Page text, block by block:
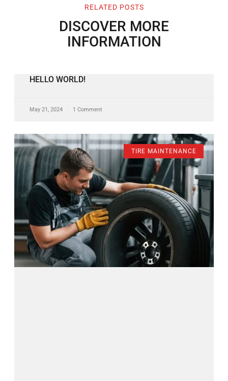
RELATED POSTS
DISCOVER MORE
INFORMATION
HELLO WORLD!
May 21, 2024 1 Comment
TIRE MAINTENANCE